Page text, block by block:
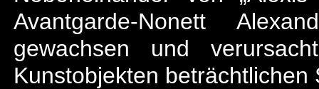
Avantgarde-Nonett
gewachsen und
Kunstobjekten